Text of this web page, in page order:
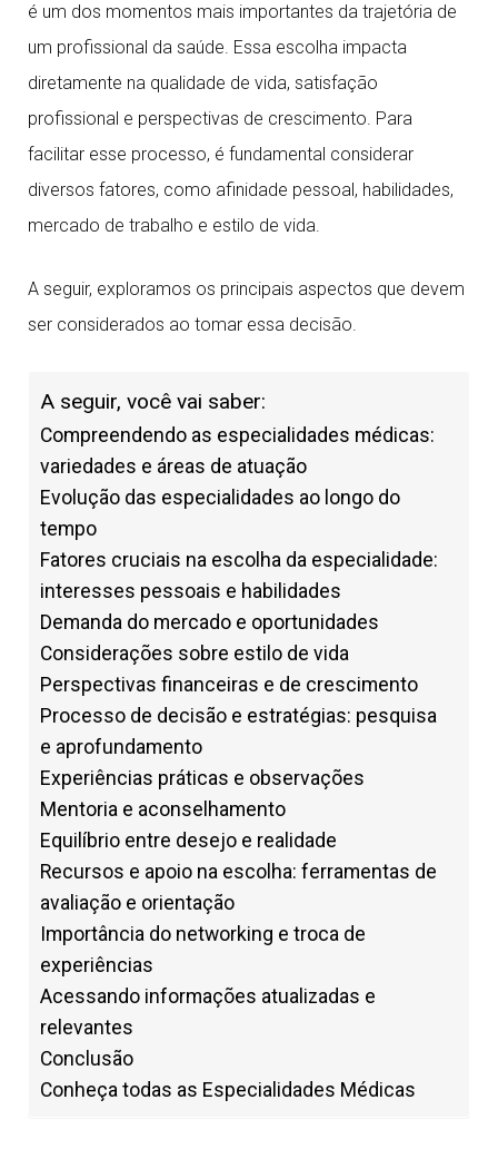
é um dos momentos mais importantes da trajetória de
um profissional da saúde. Essa escolha impacta
diretamente na qualidade de vida, satisfação
profissional e perspectivas de crescimento. Para
facilitar esse processo, é fundamental considerar
diversos fatores, como afinidade pessoal, habilidades,
mercado de trabalho e estilo de vida.
A seguir, exploramos os principais aspectos que devem
ser considerados ao tomar essa decisão.
A seguir, você vai saber:
Compreendendo as especialidades médicas:
variedades e áreas de atuação
Evolução das especialidades ao longo do
tempo
Fatores cruciais na escolha da especialidade:
interesses pessoais e habilidades
Demanda do mercado e oportunidades
Considerações sobre estilo de vida
Perspectivas financeiras e de crescimento
Processo de decisão e estratégias: pesquisa
e aprofundamento
Experiências práticas e observações
Mentoria e aconselhamento
Equilíbrio entre desejo e realidade
Recursos e apoio na escolha: ferramentas de
avaliação e orientação
Importância do networking e troca de
experiências
Acessando informações atualizadas e
relevantes
Conclusão
Conheça todas as Especialidades Médicas